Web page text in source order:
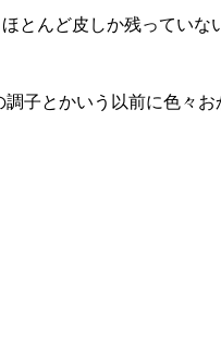
とんど皮しか残っていな
子とかいう以前に色々お